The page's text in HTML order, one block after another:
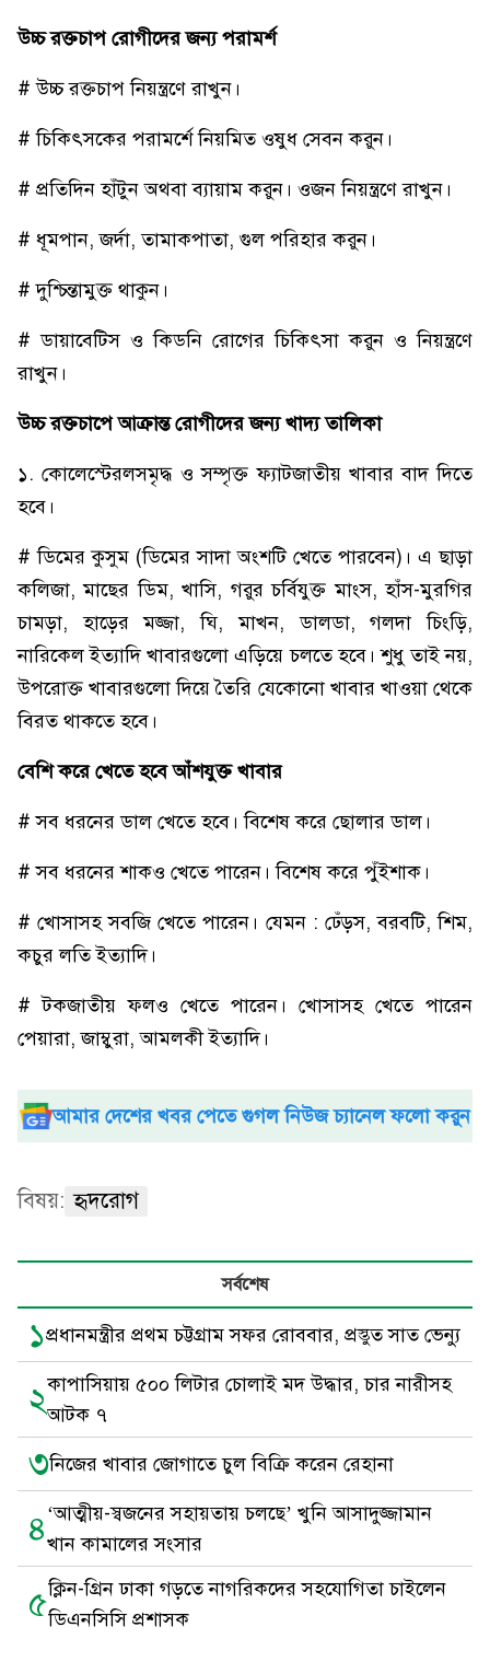
উচ্চ রক্তচাপ রোগীদের জন্য পরামর্শ
# উচ্চ রক্তচাপ নিয়ন্ত্রণে রাখুন।
# চিকিৎসকের পরামর্শে নিয়মিত ওষুধ সেবন করুন।
# প্রতিদিন হাঁটুন অথবা ব্যায়াম করুন। ওজন নিয়ন্ত্রণে রাখুন।
# ধূমপান, জর্দা, তামাকপাতা, গুল পরিহার করুন।
# দুশ্চিন্তামুক্ত থাকুন।
# ডায়াবেটিস ও কিডনি রোগের চিকিৎসা করুন ও নিয়ন্ত্রণে
রাখুন।
উচ্চ রক্তচাপে আক্রান্ত রোগীদের জন্য খাদ্য তালিকা
১. কোলেস্টেরলসমৃদ্ধ ও সম্পৃক্ত ফ্যাটজাতীয় খাবার বাদ দিতে
হবে।
# ডিমের কুসুম (ডিমের সাদা অংশটি খেতে পারবেন)। এ ছাড়া
কলিজা, মাছের ডিম, খাসি, গরুর চর্বিযুক্ত মাংস, হাঁস-মুরগির
চামড়া, হাড়ের মজ্জা, ঘি, মাখন, ডালডা, গলদা চিংড়ি,
নারিকেল ইত্যাদি খাবারগুলো এড়িয়ে চলতে হবে। শুধু তাই নয়,
উপরোক্ত খাবারগুলো দিয়ে তৈরি যেকোনো খাবার খাওয়া থেকে
বিরত থাকতে হবে।
বেশি করে খেতে হবে আঁশযুক্ত খাবার
# সব ধরনের ডাল খেতে হবে। বিশেষ করে ছোলার ডাল।
# সব ধরনের শাকও খেতে পারেন। বিশেষ করে পুঁইশাক।
# খোসাসহ সবজি খেতে পারেন। যেমন : ঢেঁড়স, বরবটি, শিম,
কচুর লতি ইত্যাদি।
# টকজাতীয় ফলও খেতে পারেন। খোসাসহ খেতে পারেন
পেয়ারা, জাম্বুরা, আমলকী ইত্যাদি।
আমার দেশের খবর পেতে গুগল নিউজ চ্যানেল ফলো করুন
বিষয়: হৃদরোগ
সর্বশেষ
১প্রধানমন্ত্রীর প্রথম চট্টগ্রাম সফর রোববার, প্রস্তুত সাত ভেন্যু
২কাপাসিয়ায় ৫০০ লিটার চোলাই মদ উদ্ধার, চার নারীসহ
আটক ৭
৩নিজের খাবার জোগাতে চুল বিক্রি করেন রেহানা
৪‘আত্মীয়-স্বজনের সহায়তায় চলছে’ খুনি আসাদুজ্জামান
খান কামালের সংসার
৫ক্লিন-গ্রিন ঢাকা গড়তে নাগরিকদের সহযোগিতা চাইলেন
ডিএনসিসি প্রশাসক